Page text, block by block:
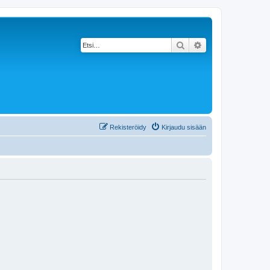
Etsi
Kirjaudu sisään
Rekisteröidy